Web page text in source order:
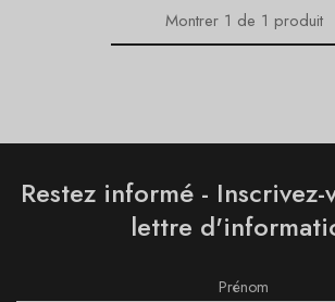
Montrer1 de 1 produit
Restez informé -
lettre
Prénom